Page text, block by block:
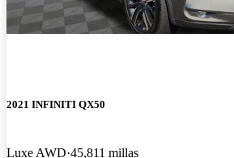
2021 INFINITI QX50
Luxe AWD 45,811 millas